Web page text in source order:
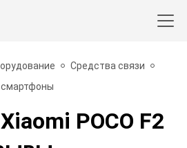
Средства связи
POCO F2